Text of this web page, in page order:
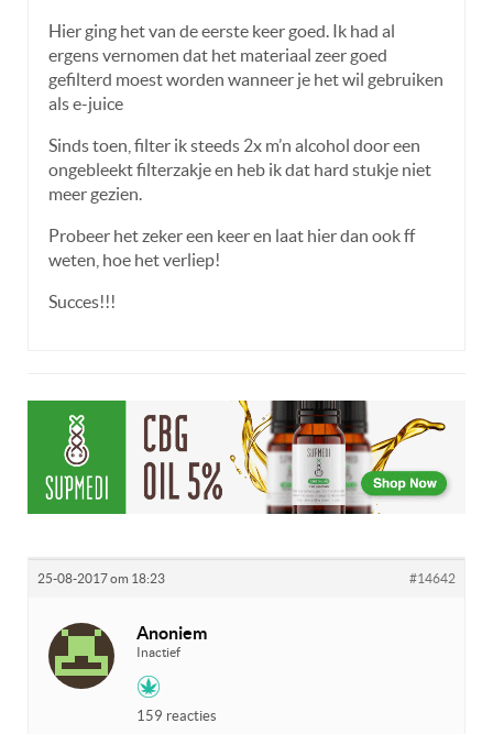
Hier ging het van de eerste keer goed. Ik had al
ergens vernomen dat het materiaal zeer goed
gefilterd moest worden wanneer je het wil gebruiken
als e-juice
Sinds toen, filter ik steeds 2x m’n alcohol door een
ongebleekt filterzakje en heb ik dat hard stukje niet
meer gezien.
Probeer het zeker een keer en laat hier dan ook ff
weten, hoe het verliep!
Succes!!!
25-08-2017 om 18:23 #14642
Anoniem
Inactief
159 reacties